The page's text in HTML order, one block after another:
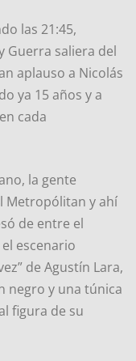
las 21:45,
Guerra saliera del
aplauso a Nicolás
ya 15 años y a
cada
la gente
Metropólitan y ahí
de entre el
escenario
de Agustín Lara,
negro y una túnica
figura de su